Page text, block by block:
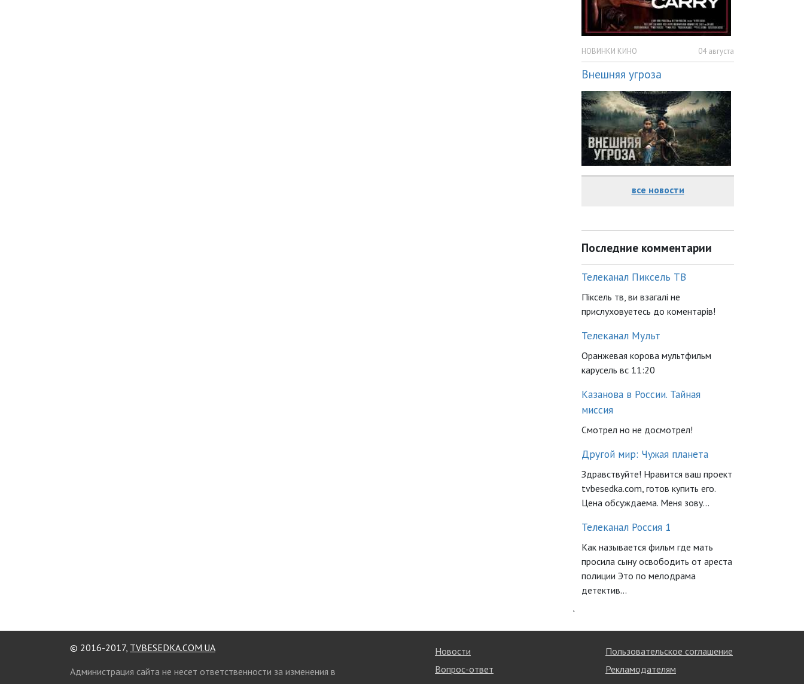
НОВИНКИ КИНО 04 августа
Внешняя угроза
все новости
Последние комментарии
Телеканал Пиксель ТВ
Піксель тв, ви взагалі не
прислуховуетесь до коментарів!
Телеканал Мульт
Оранжевая корова мультфильм
карусель вс 11:20
Казанова в России. Тайная
миссия
Смотрел но не досмотрел!
Другой мир: Чужая планета
Здравствуйте! Нравится ваш проект
tvbesedka.com, готов купить его.
Цена обсуждаема. Меня зову...
Телеканал Россия 1
Как называется фильм где мать
просила сыну освободить от ареста
полиции Это по мелодрама
детектив...
`
© 2016-2017, TVBESEDKA.COM.UA
Администрация сайта не несет ответственности за изменения в
Новости
Вопрос-ответ
Пользовательское соглашение
Рекламодателям